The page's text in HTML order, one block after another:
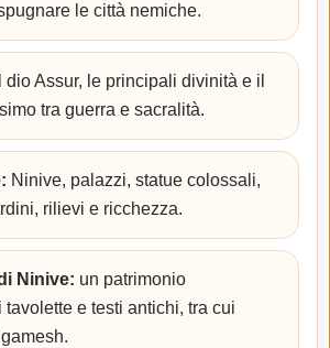
le città nemiche.
dio Assur, le principali divinità e il
tra guerra e sacralità.
Ninive, palazzi, statue colossali,
rilievi e ricchezza.
Ninive: un patrimonio
e testi antichi, tra cui